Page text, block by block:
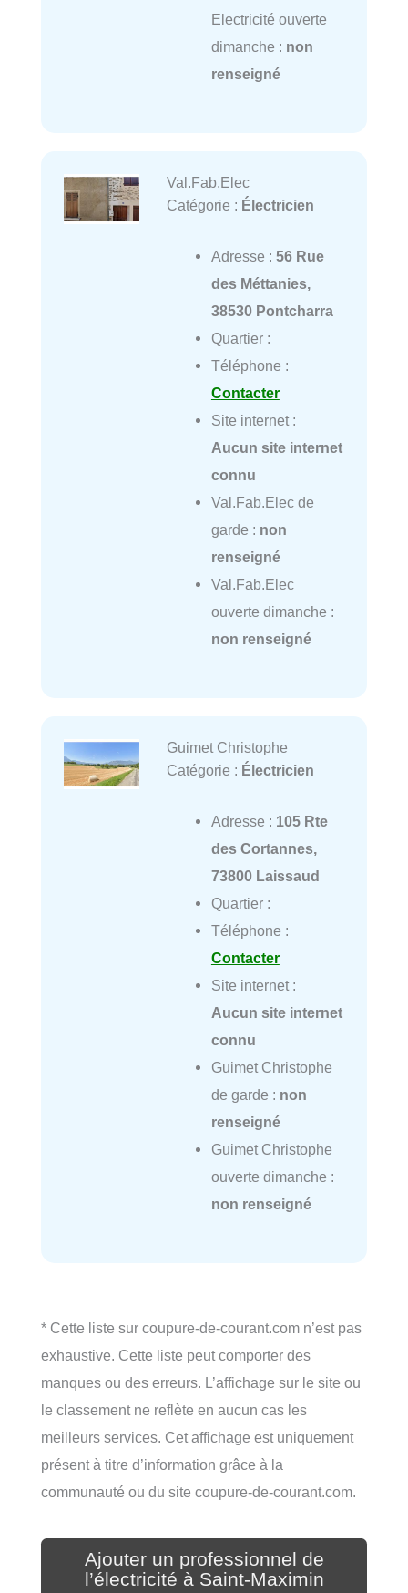
Electricité ouverte
dimanche : non
renseigné
Val.Fab.Elec
Catégorie : Électricien
Adresse : 56 Rue
des Méttanies,
38530 Pontcharra
Quartier :
Téléphone :
Contacter
Site internet :
Aucun site internet
connu
Val.Fab.Elec de
garde : non
renseigné
Val.Fab.Elec
ouverte dimanche :
non renseigné
Guimet Christophe
Catégorie : Électricien
Adresse : 105 Rte
des Cortannes,
73800 Laissaud
Quartier :
Téléphone :
Contacter
Site internet :
Aucun site internet
connu
Guimet Christophe
de garde : non
renseigné
Guimet Christophe
ouverte dimanche :
non renseigné
* Cette liste sur coupure-de-courant.com n’est pas
exhaustive. Cette liste peut comporter des
manques ou des erreurs. L’affichage sur le site ou
le classement ne reflète en aucun cas les
meilleurs services. Cet affichage est uniquement
présent à titre d’information grâce à la
communauté ou du site coupure-de-courant.com.
Ajouter un professionnel de
l’électricité à Saint-Maximin